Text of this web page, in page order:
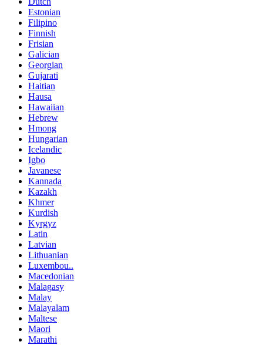
Estonian
Filipino
Finnish
Frisian
Galician
Georgian
Gujarati
Haitian
Hausa
Hawaiian
Hebrew
Hmong
Hungarian
Icelandic
Igbo
Javanese
Kannada
Kazakh
Khmer
Kurdish
Kyrgyz
Latin
Latvian
Lithuanian
Luxembou..
Macedonian
Malagasy
Malay
Malayalam
Maltese
Maori
Marathi